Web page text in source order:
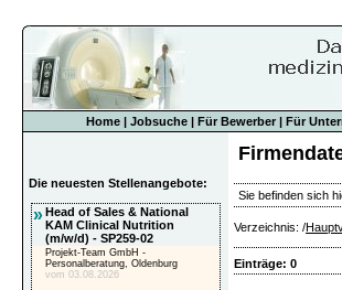
Home| Jobsuche| Für Bewerber| Für
Die neuesten Stellenangebote:
»Head of Sales & National
KAM Clinical Nutrition
(m/w/d) - SP259-02
Projekt-Team GmbH -
Personalberatung, Oldenburg
vom 03.08.2026
Sie befinden sich
Verzeichnis: /
Einträge: 0